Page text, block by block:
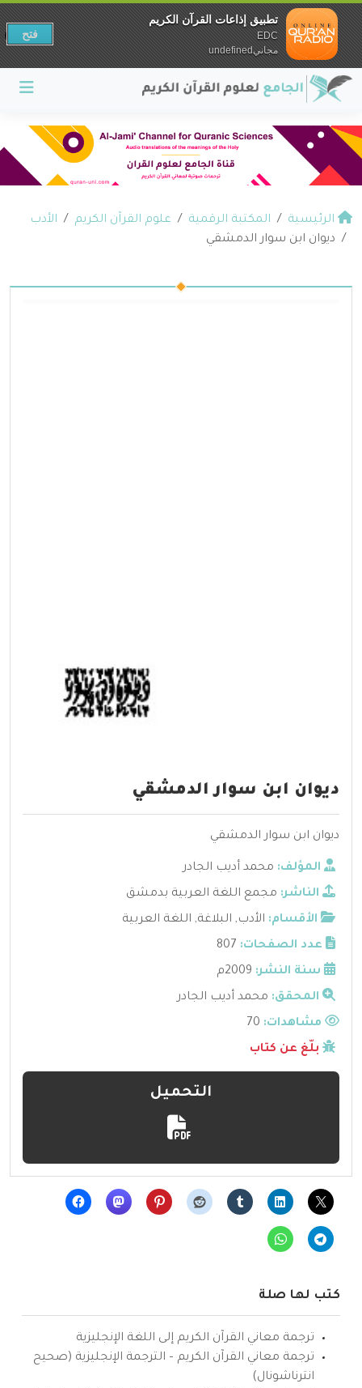
الرئيسية المكتبة الرقمية علوم القرآن الكريم
الأدب
ديوان ابن سوار الدمشقي
ديوان ابن سوار الدمشقي
ديوان ابن سوار الدمشقي
المؤلف: محمد أديب الجادر
الناشر: مجمع اللغة العربية بدمشق
الأقسام: الأدب, البلاغة, اللغة العربية
عدد الصفحات: 807
سنة النشر: 2009م
المحقق: محمد أديب الجادر
مشاهدات:
بلّغ عن كتاب
التحميل
كتب لها صلة
ترجمة معاني القرآن الكريم إلى اللغة الإنجليزية
ترجمة معاني القرآن الكريم – الترجمة الإنجليزية (صحيح
انترناشونال)
تطبيق إذاعات القرآن الكريم
EDC
مجانيundefined
فتح